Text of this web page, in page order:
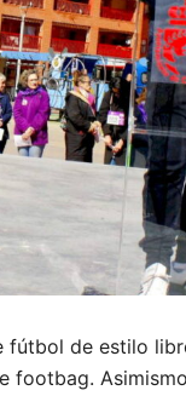
de estilo
footbag.